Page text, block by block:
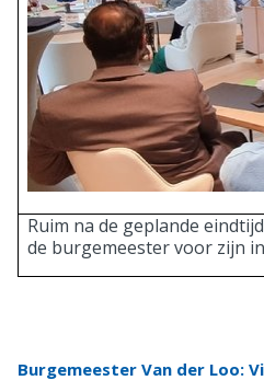
Ruim na de geplande
de burgemeester voor zijn
Burgemeester Van der Loo: